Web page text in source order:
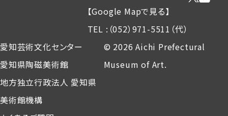
【Google Mapで見る】
TEL :（052）971-5511（代）
愛知芸術文化センター
愛知県陶磁美術館
地方独立行政法人 愛知県
美術館機構
© 2026 Aichi Prefectural
Museum of Art.